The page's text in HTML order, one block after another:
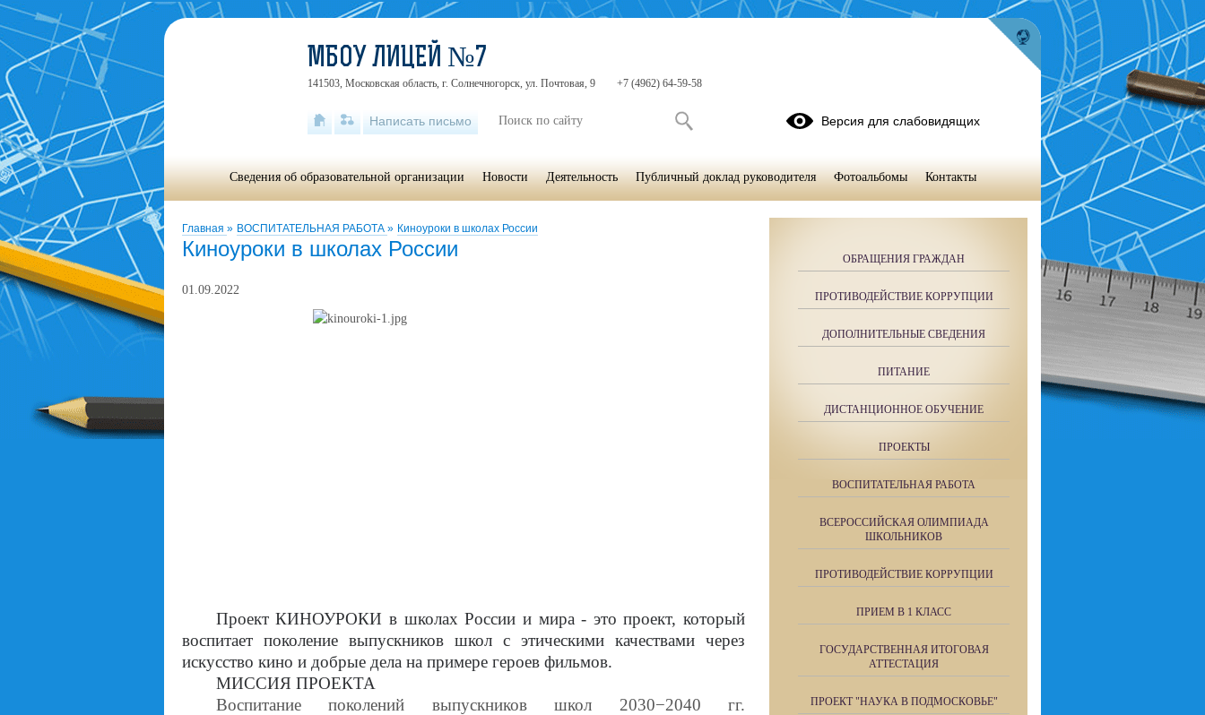
Главная » ВОСПИТАТЕЛЬНАЯ РАБОТА » Киноуроки в школах России
Киноуроки в школах России
01.09.2022
Проект КИНОУРОКИ в школах России и мира - это проект, который
воспитает поколение выпускников школ с этическими качествами через
искусство кино и добрые дела на примере героев фильмов.
МИССИЯ ПРОЕКТА
Воспитание поколений выпускников школ 2030−2040 гг.
ОБРАЩЕНИЯ ГРАЖДАН
ПРОТИВОДЕЙСТВИЕ КОРРУПЦИИ
ДОПОЛНИТЕЛЬНЫЕ СВЕДЕНИЯ
ПИТАНИЕ
ДИСТАНЦИОННОЕ ОБУЧЕНИЕ
ПРОЕКТЫ
ВОСПИТАТЕЛЬНАЯ РАБОТА
ВСЕРОССИЙСКАЯ ОЛИМПИАДА
ШКОЛЬНИКОВ
ПРОТИВОДЕЙСТВИЕ КОРРУПЦИИ
ПРИЕМ В 1 КЛАСС
ГОСУДАРСТВЕННАЯ ИТОГОВАЯ
АТТЕСТАЦИЯ
ПРОЕКТ "НАУКА В ПОДМОСКОВЬЕ"
МБОУ ЛИЦЕЙ №7
141503, Московская область, г. Солнечногорск, ул. Почтовая, 9 +7 (4962) 64-59-58
Написать письмо Версия для слабовидящих
Сведения об образовательной организации Новости Деятельность Публичный доклад руководителя Фотоальбомы Контакты